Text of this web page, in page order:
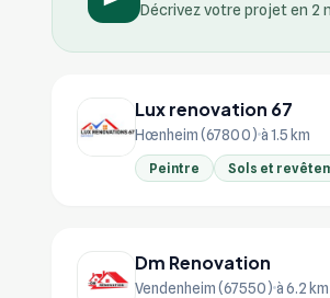
Décrivez votre projet en
Lux renovation 67
Hœnheim (67800) à 1.5 km
Peintre Sols et
Dm Renovation
Vendenheim (67550) à 6.2 km